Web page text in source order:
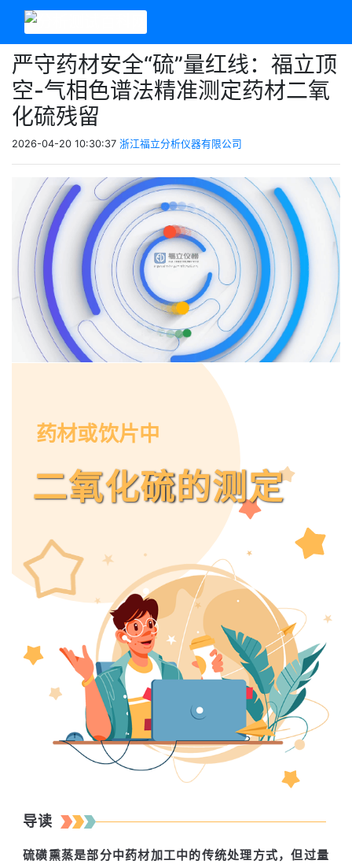
严守药材安全“硫”量红线：福立顶
空-气相色谱法精准测定药材二氧
化硫残留
2026-04-20 10:30:37 浙江福立分析仪器有限公司
二氧化硫的测定
药材或饮片中
导读
硫磺熏蒸是部分中药材加工中的传统处理方式，但过量